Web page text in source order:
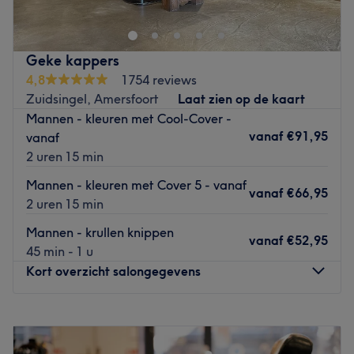
wellnesservaring te bieden.
Dichtstbijzijnde openbaar vervoer:
De salon is gelegen bij de halte Amersfoort, Dongestraat.
Het team:
De salon heeft een klein team van medewerkers die zorg
dragen voor de klanten. Ze zijn professioneel, vriendelijk
en streven ernaar om aan alle behoeften van hun klanten
te voldoen.
Wat we leuk vinden aan de salon:
Sfeer: vriendelijk & verzorgd
Gebruikte merken en producten: Nars, Huda Beauty,
MAC & Olaplex.
De extra’s: -
Geke kappers
4,8
1754 reviews
Zuidsingel, Amersfoort
Laat zien op de kaart
Mannen - kleuren met Cool-Cover -
vanaf
2 uren 15 min
vanaf €91,95
Mannen - kleuren met Cover 5 - vanaf
2 uren 15 min
vanaf €66,95
Mannen - krullen knippen
45 min - 1 u
vanaf €52,95
Kort overzicht salongegevens
Dinsdag
Gesloten